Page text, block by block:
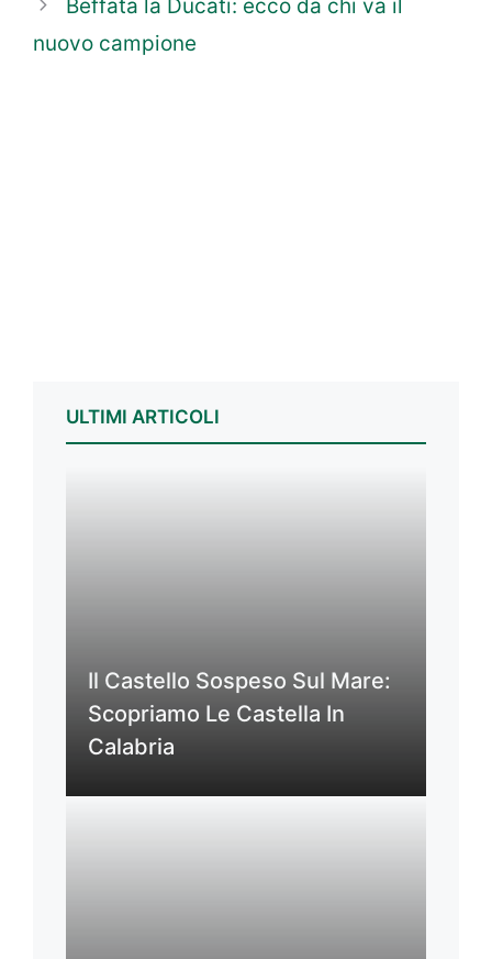
Beffata la Ducati: ecco da chi va il
nuovo campione
ULTIMI ARTICOLI
Il Castello Sospeso Sul Mare:
Scopriamo Le Castella In
Calabria